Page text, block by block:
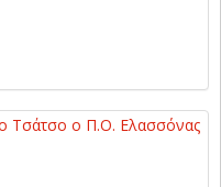
Τσάτσο ο Π.Ο. Ελασσόνας